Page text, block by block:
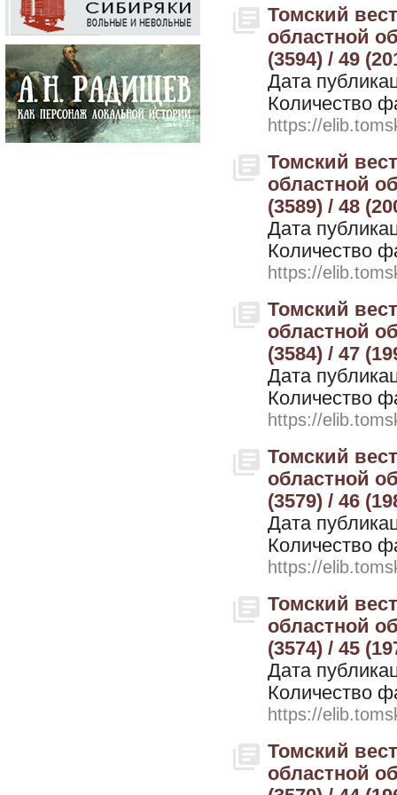
Томский
областной
(3594) / 49
Дата
Количество
https://
Томский
областной
(3589) / 48
Дата
Количество
https://
Томский
областной
(3584) / 47
Дата
Количество
https://
Томский
областной
(3579) / 46
Дата
Количество
https://
Томский
областной
(3574) / 45
Дата
Количество
https://
Томский
областной